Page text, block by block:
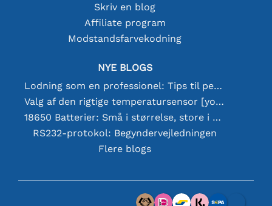
Skriv en blog
Affiliate program
Modstandsfarvekodning
NYE BLOGS
Lodning som en professionel: Tips til perfekte elektroniske forbindelser
Valg af den rigtige temperatursensor [youtube]
18650 Batterier: Små i størrelse, store i ydeevne
RS232-protokol: Begyndervejledningen
Flere blogs